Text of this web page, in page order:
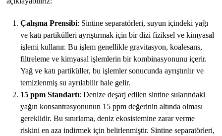
Çalışma Prensibi: Sintine separatörleri, suyun içindeki yağı
ve katı partikülleri ayrıştırmak için bir dizi fiziksel ve kimyasal
işlemi kullanır. Bu işlem genellikle gravitasyon, koalesans,
filtreleme ve kimyasal işlemlerin bir kombinasyonunu içerir.
Yağ ve katı partiküller, bu işlemler sonucunda ayrıştırılır ve
temizlenmiş su ayrılabilir hale gelir.
15 ppm Standartı: Denize deşarj edilen sintine sularındaki
yağın konsantrasyonunun 15 ppm değerinin altında olması
gereklidir. Bu sınırlama, deniz ekosistemine zarar verme
riskini en aza indirmek için belirlenmiştir. Sintine separatörleri,